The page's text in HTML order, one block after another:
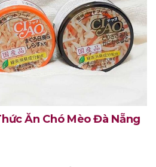
Ăn Chó Mèo Đà Nẵng